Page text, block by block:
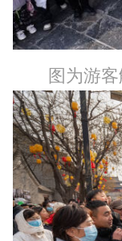
图为游